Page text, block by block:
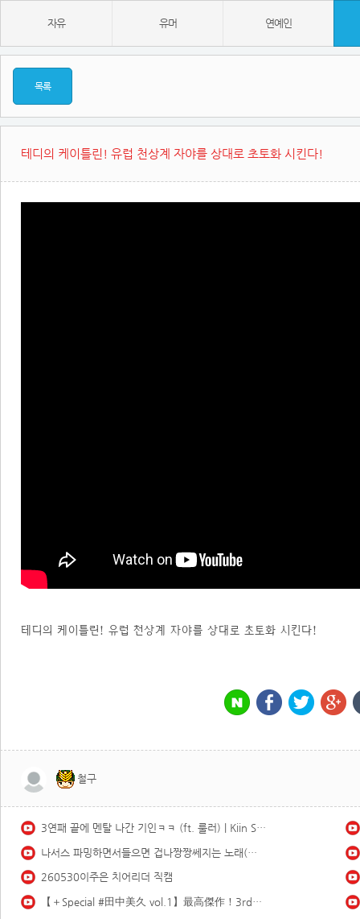
자유 유머 연예인
목록
테디의 케이틀린! 유럽 천상계 자야를 상대로 초토화 시킨다!
테디의 케이틀린! 유럽 천상계 자야를 상대로 초토화 시킨다!
철구
3연패 끝에 멘탈 나간 기인ㅋㅋ (ft. 룰러) | Kiin Stream Highlights
나서스 파밍하면서들으면 겁나짱짱쎄지는 노래(스택1000)듣기좋은 브금
260530이주은 치어리더 직캠
【＋Special #田中美久 vol.1】最高傑作！3rd写真集の“オールアザーカット”＆ムービーを「プラス！」会員だけにお届け♡＜2026年3月後期＞